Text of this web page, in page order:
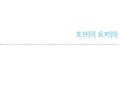
支持[0] 反对[0]